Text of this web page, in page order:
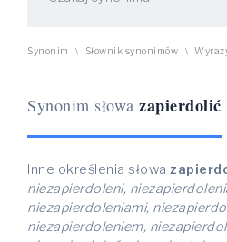
Synonim \ Słownik synonimów \
Synonim słowa zapierdolić
Inne określenia słowa
niezapierdoleni,
niezapierdoleniami,
niezapierdoleniem,